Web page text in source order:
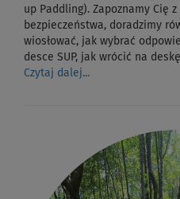
up Paddling). Zapoznamy Cię
bezpieczeństwa, doradzimy
wiosłować, jak wybrać
desce SUP, jak wrócić na
Czytaj dalej...